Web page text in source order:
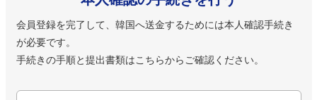
会員登録を完了して、韓国へ送金するためには本人確認手続き
が必要です。
手続きの手順と提出書類はこちらからご確認ください。